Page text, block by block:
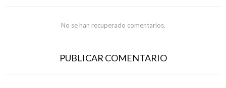
No se han recuperado comentarios.
PUBLICAR COMENTARIO